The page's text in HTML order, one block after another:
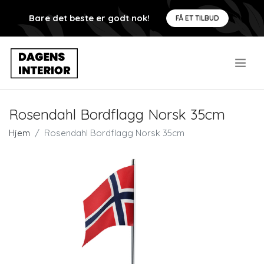
Bare det beste er godt nok! FÅ ET TILBUD
Rosendahl Bordflagg Norsk 35cm
Hjem Rosendahl Bordflagg Norsk 35cm